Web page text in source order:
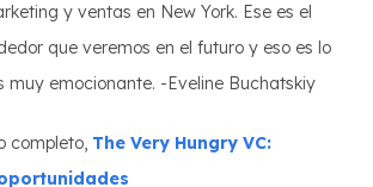
y ventas en New York. Ese es el
que veremos en el futuro y eso es lo
muy emocionante. -Eveline Buchatskiy
completo, The Very Hungry VC: